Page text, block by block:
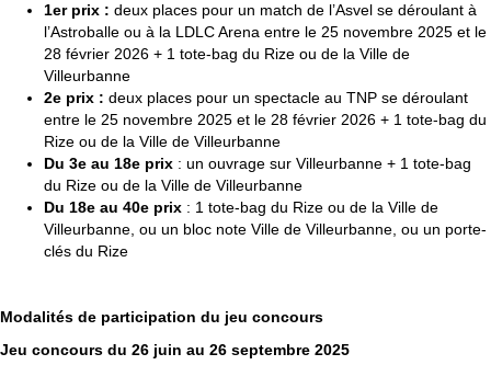
1er prix : deux places pour un match de l’Asvel se déroulant à
l’Astroballe ou à la LDLC Arena entre le 25 novembre 2025 et le
28 février 2026 + 1 tote-bag du Rize ou de la Ville de
Villeurbanne
2e prix : deux places pour un spectacle au TNP se déroulant
entre le 25 novembre 2025 et le 28 février 2026 + 1 tote-bag du
Rize ou de la Ville de Villeurbanne
Du 3e au 18e prix : un ouvrage sur Villeurbanne + 1 tote-bag
du Rize ou de la Ville de Villeurbanne
Du 18e au 40e prix : 1 tote-bag du Rize ou de la Ville de
Villeurbanne, ou un bloc note Ville de Villeurbanne, ou un porte-
clés du Rize
Modalités de participation du jeu concours
Jeu concours du 26 juin au 26 septembre 2025